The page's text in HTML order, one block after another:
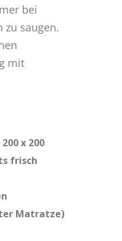
bei
zu saugen.
mit
x 200
frisch
Matratze)